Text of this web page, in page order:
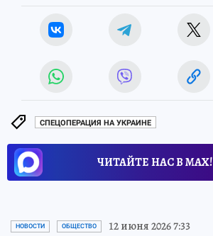
СПЕЦОПЕРАЦИЯ НА УКРАИНЕ
ЧИТАЙТЕ НАС В МАХ!
НОВОСТИ ОБЩЕСТВО 12 июня 2026 7:33